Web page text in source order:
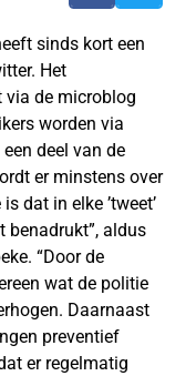
sinds kort een
Het
via de microblog
worden via
deel van de
er minstens over
dat in elke ’tweet’
benadrukt”, aldus
“Door de
wat de politie
Daarnaast
preventief
er regelmatig